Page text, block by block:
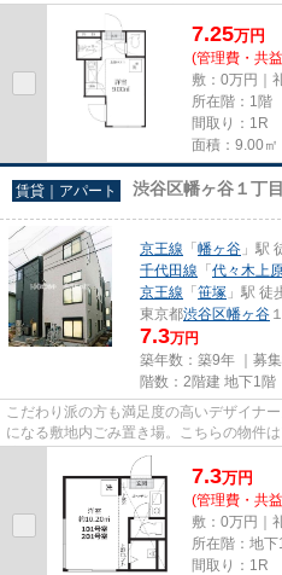
いています。いつでも快適空間...
7.25万円
(管理費・共
敷：0万円｜
所在階：1階
間取り：1R
面積：9.00㎡
賃貸｜アパート 渋谷区幡ヶ谷１丁
京王線 「 幡ヶ谷 」駅
千代田線 「 代々木上
京王線 「 笹塚 」駅 徒
東京都渋谷区幡ヶ谷
7.3万円
築年数：築9年 ｜募集
階数：2階建 地下1階
こだわり派の方も満足度の高いデザイナ
になる敷地内ごみ置き場。こちらの物件
済いただけます。Home Agent...
7.3万円
(管理費・共
敷：0万円｜
所在階：地下
間取り：1R